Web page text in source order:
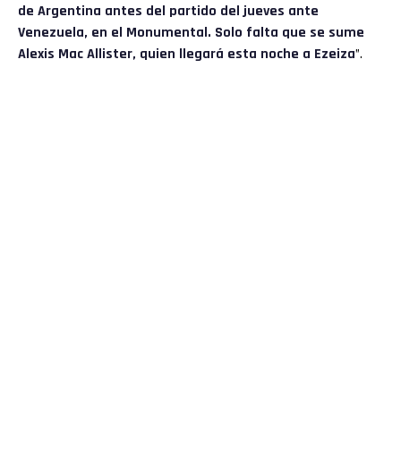
de Argentina antes del partido del jueves ante
Venezuela, en el Monumental. Solo falta que se sume
Alexis Mac Allister, quien llegará esta noche a Ezeiza”.